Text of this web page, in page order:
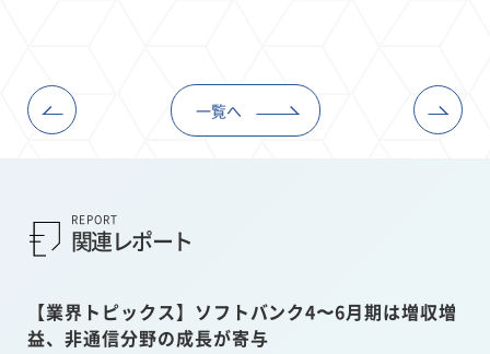
一覧へ
REPORT
関連レポート
【業界トピックス】ソフトバンク4〜6月期は増収増
益、非通信分野の成長が寄与